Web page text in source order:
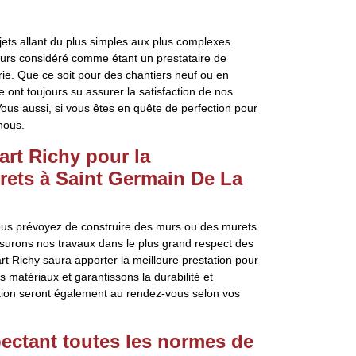
allant du plus simples aux plus complexes.
considéré comme étant un prestataire de
Que ce soit pour des chantiers neuf ou en
ont toujours su assurer la satisfaction de nos
aussi, si vous êtes en quête de perfection pour
Richy pour la
à Saint Germain De La
prévoyez de construire des murs ou des murets.
nos travaux dans le plus grand respect des
Richy saura apporter la meilleure prestation pour
matériaux et garantissons la durabilité et
seront également au rendez-vous selon vos
toutes les normes de